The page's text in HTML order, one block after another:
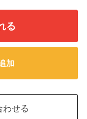
る
加
わせる